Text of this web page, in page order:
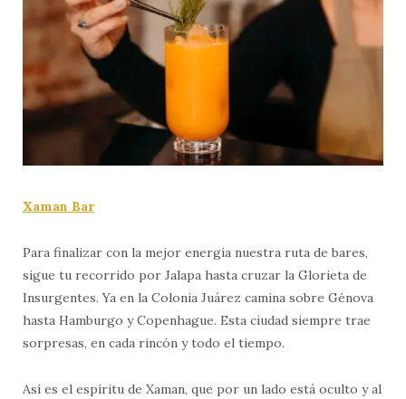
Xaman Bar
Para finalizar con la mejor energía nuestra ruta de bares,
sigue tu recorrido por Jalapa hasta cruzar la Glorieta de
Insurgentes. Ya en la Colonia Juárez camina sobre Génova
hasta Hamburgo y Copenhague. Esta ciudad siempre trae
sorpresas, en cada rincón y todo el tiempo.
Así es el espíritu de Xaman, que por un lado está oculto y al